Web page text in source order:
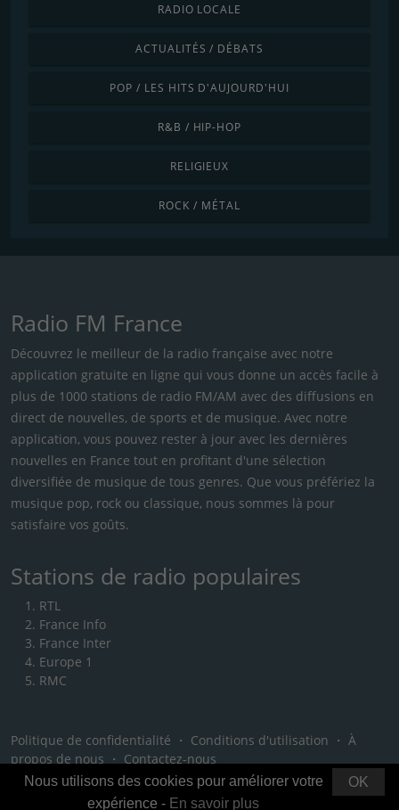
RADIO LOCALE
ACTUALITÉS / DÉBATS
POP / LES HITS D'AUJOURD'HUI
R&B / HIP-HOP
RELIGIEUX
ROCK / MÉTAL
Radio FM France
Découvrez le meilleur de la radio française avec notre
application gratuite en ligne qui vous donne un accès facile à
plus de 1000 stations de radio FM/AM avec des diffusions en
direct de nouvelles, de sports et de musique. Avec notre
application, vous pouvez rester à jour avec les dernières
nouvelles en France tout en profitant d'une sélection
diversifiée de musique de tous genres. Que vous préfériez la
musique pop, rock ou classique, nous sommes là pour
satisfaire vos goûts.
Stations de radio populaires
RTL
France Info
France Inter
Europe 1
RMC
Politique de confidentialité ・ Conditions d'utilisation ・ À
propos de nous ・ Contactez-nous
OK
Nous utilisons des cookies pour améliorer votre
expérience - En savoir plus